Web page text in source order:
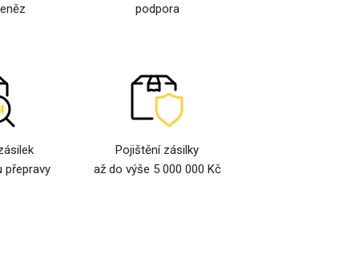
podpora
přepravy
Pojištění zásilky
až do výše 5 000 000 Kč